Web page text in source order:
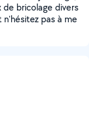
bricolage divers
pas à me